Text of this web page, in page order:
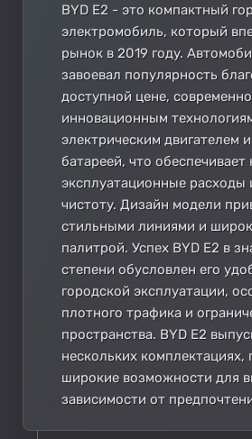
BYD E2 - это компактный
электромобиль, который
рынок в 2019 году.
завоевал популярность
доступной цене,
инновационным
электрическим двигателем
батареей, что обеспечивает
эксплуатационные расходы
чистоту. Дизайн модели
стильными линиями и
палитрой. Успех BYD E2 в
степени обусловлен его
городской эксплуатации,
плотного трафика и
пространства. BYD E2
нескольких комплектациях,
широкие возможности для
зависимости от